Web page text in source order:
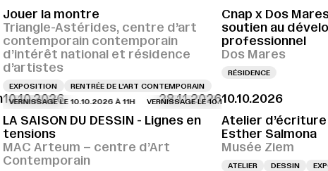
Jouer la montre
Triangle-Astérides, centre d’art
contemporain contemporain
d’intérêt national et résidence
d’artistes
EXPOSITION RENTRÉE DE L'ART CONTEMPORAIN
Cnap x Dos
soutien au
professionnel
Dos Mares
RÉSIDENCE
10.10.2026 28.11.2026
LE 10.10.2026 À 11H VERNISSAGE LE 10.10.2026 À 11H VERNISSAGE LE
LA SAISON DU DESSIN - Lignes en
tensions
MAC Arteum – centre d’Art
Contemporain
10.10.2026
Atelier
Esther Salmona
Musée Ziem
ATELIER DESSIN